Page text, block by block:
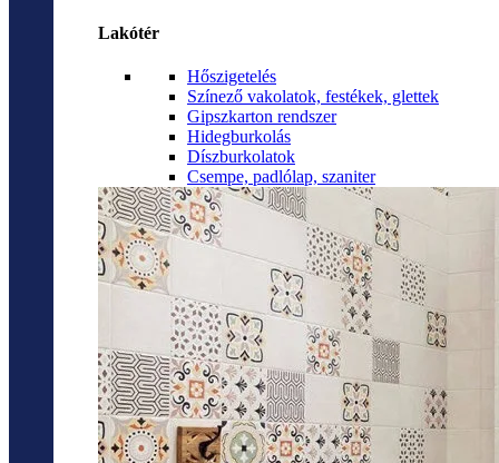
Lakótér
Hőszigetelés
Színező vakolatok, festékek, glettek
Gipszkarton rendszer
Hidegburkolás
Díszburkolatok
Csempe, padlólap, szaniter